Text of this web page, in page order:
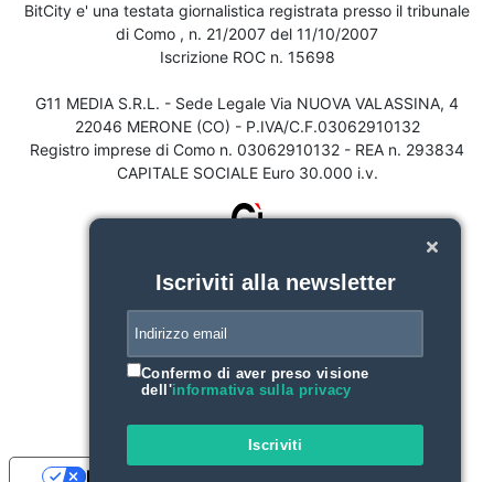
BitCity e' una testata giornalistica registrata presso il tribunale
di Como , n. 21/2007 del 11/10/2007
Iscrizione ROC n. 15698
G11 MEDIA S.R.L. - Sede Legale Via NUOVA VALASSINA, 4
22046 MERONE (CO) - P.IVA/C.F.03062910132
Registro imprese di Como n. 03062910132 - REA n. 293834
CAPITALE SOCIALE Euro 30.000 i.v.
Iscriviti alla newsletter
Confermo di aver preso visione
dell'informativa sulla privacy
Iscriviti
Le tue preferenze relative alla privacy